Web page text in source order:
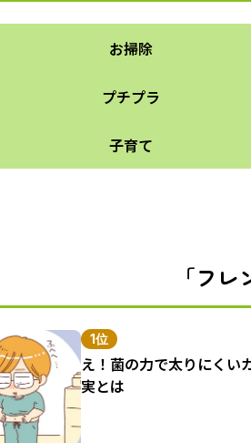
お掃除
プチプラ
子育て
「フ
1位
え！菌の力で太りにくい
実とは